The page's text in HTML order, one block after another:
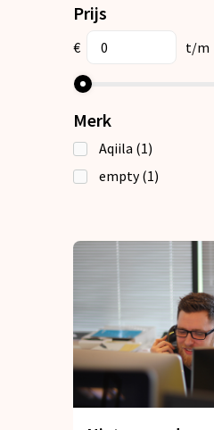
Prijs
€ t/m
Merk
Aqiila (1)
empty (1)